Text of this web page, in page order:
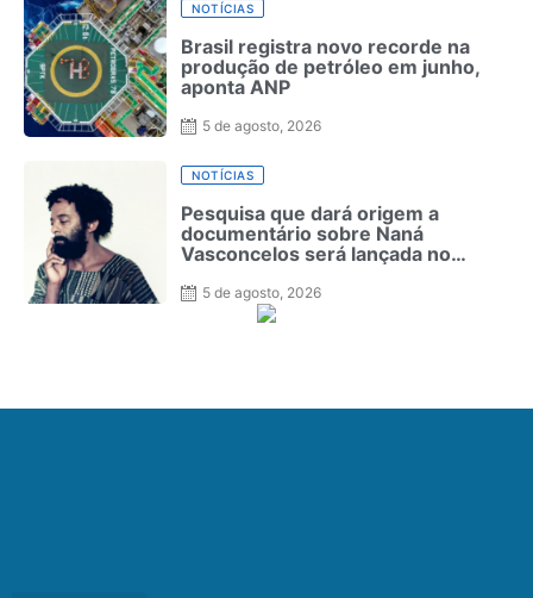
NOTÍCIAS
Brasil registra novo recorde na
produção de petróleo em junho,
aponta ANP
5 de agosto, 2026
NOTÍCIAS
Pesquisa que dará origem a
documentário sobre Naná
Vasconcelos será lançada no
5 de agosto, 2026